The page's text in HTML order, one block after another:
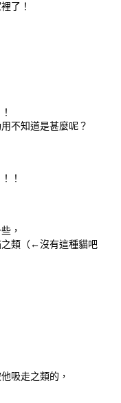
了！
不知道是甚麼呢？
！
，
之類（←沒有這種貓吧
吸走之類的，